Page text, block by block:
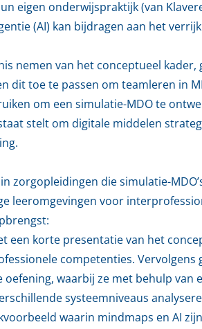
eigen onderwijspraktijk (van
(AI) kan bijdragen aan het
nemen van het conceptueel
dit toe te passen om teamleren in
om een simulatie-MDO te
stelt om digitale middelen
zorgopleidingen die simulatie-
leeromgevingen voor
een korte presentatie van het
competenties. Vervolgens
oefening, waarbij ze met behulp van
systeemniveaus
waarin mindmaps en AI